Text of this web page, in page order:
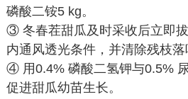
磷酸二铵5 kg。
③ 冬春茬甜瓜及时采收后立即
内通风透光条件，并清除残枝落
④ 用0.4% 磷酸二氢钾与0.5%
促进甜瓜幼苗生长。